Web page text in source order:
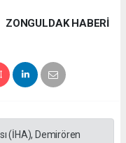
ZONGULDAK HABERİ
(İHA), Demirören